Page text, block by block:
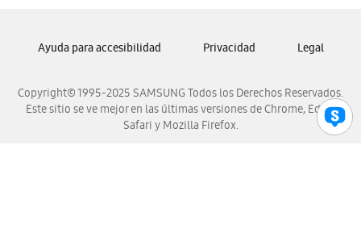
Samsung Venezuela
Copyright© 1995-2025 SAMSUNG Todos los Derechos Reservados.
Este sitio se ve mejor en las últimas versiones de Chrome, Edge,
Safari y Mozilla Firefox.
Ayuda para accesibilidad Privacidad Legal